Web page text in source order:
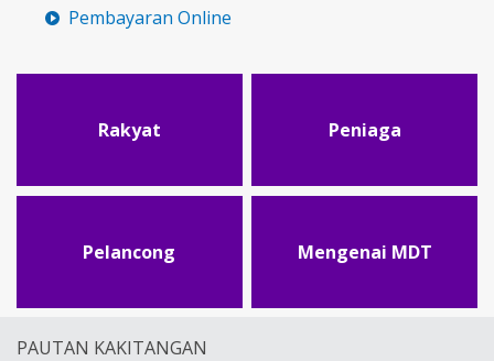
Pembayaran Online
Rakyat Peniaga
Pelancong Mengenai MDT
PAUTAN KAKITANGAN